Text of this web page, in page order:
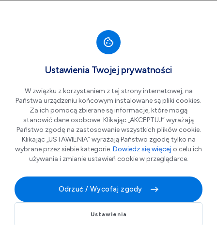
Muzyczne Bulwary -
Gasta Mira
Muzyczne Bulwary - Gasta Mira
Ustawienia Twojej prywatności
W związku z korzystaniem z tej strony internetowej, na
Państwa urządzeniu końcowym instalowane są pliki cookies.
Za ich pomocą zbierane są informacje, które mogą
stanowić dane osobowe. Klikając „AKCEPTUJ” wyrażają
Państwo zgodę na zastosowanie wszystkich plików cookie.
Klikając „USTAWIENIA” wyrażają Państwo zgodę tylko na
wybrane przez siebie kategorie. Dowiedz się więcej o celu ich
używania i zmianie ustawień cookie w przeglądarce.
Odrzuć / Wycofaj zgody
Ustawienia